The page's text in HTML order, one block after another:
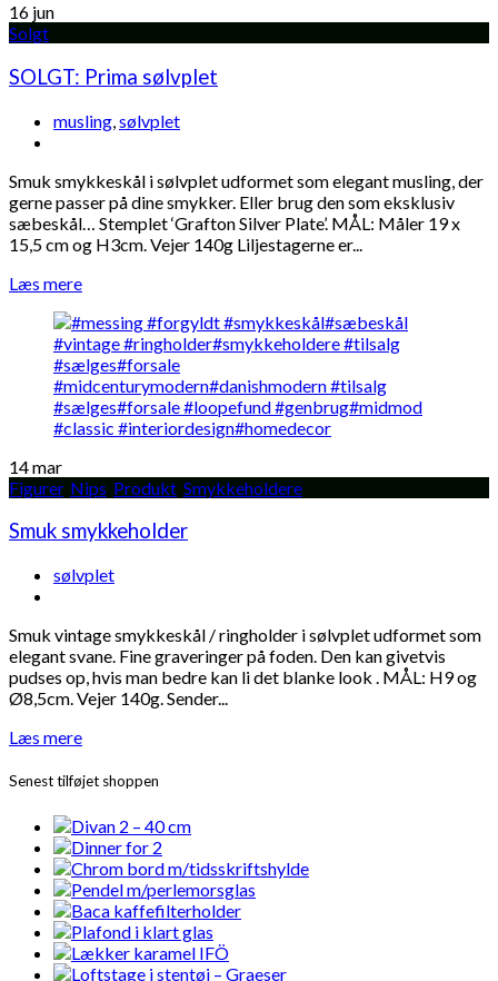
16 jun
Solgt
SOLGT: Prima sølvplet
musling sølvplet
Smuk smykkeskål i sølvplet udformet som elegant musling, der
gerne passer på dine smykker. Eller brug den som eksklusiv
sæbeskål… Stemplet ‘Grafton Silver Plate’. MÅL: Måler 19 x
15,5 cm og H3cm. Vejer 140g Liljestagerne er...
Læs mere
14mar
Figurer, Nips Produkt Smykkeholdere
Smuk smykkeholder
sølvplet
Smuk vintage smykkeskål / ringholder i sølvplet udformet som
elegant svane. Fine graveringer på foden. Den kan givetvis
pudses op, hvis man bedre kan li det blanke look . MÅL: H9 og
Ø8,5cm. Vejer 140g. Sender...
Læs mere
Senest tilføjet shoppen